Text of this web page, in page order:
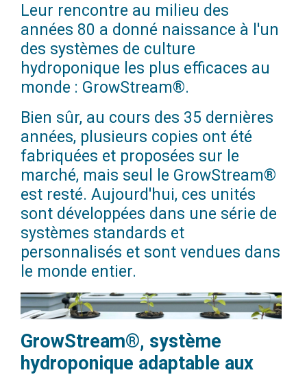
Leur rencontre au milieu des
années 80 a donné naissance à l'un
des systèmes de culture
hydroponique les plus efficaces au
monde : GrowStream®.
Bien sûr, au cours des 35 dernières
années, plusieurs copies ont été
fabriquées et proposées sur le
marché, mais seul le GrowStream®
est resté. Aujourd'hui, ces unités
sont développées dans une série de
systèmes standards et
personnalisés et sont vendues dans
le monde entier.
GrowStream®, système
hydroponique adaptable aux